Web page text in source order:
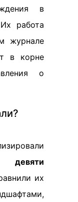
в
работа
журнале
в корне
о
девяти
их